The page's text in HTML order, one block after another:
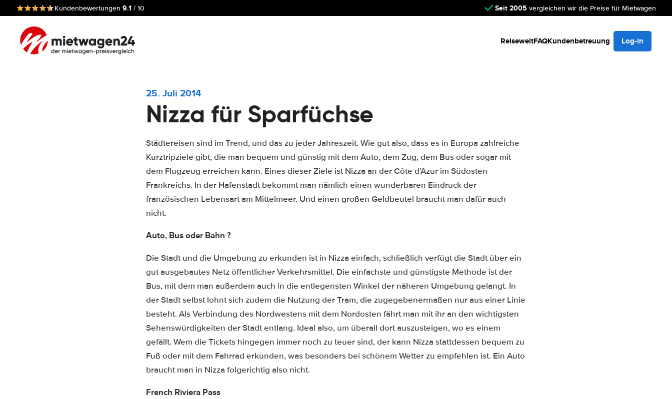
Kundenbewertungen 9.1 / 10 Seit 2005 vergleichen wir die Preise für Mietwagen
ReiseweltFAQKundenbetreuung Log-in
25. Juli 2014
Nizza für Sparfüchse
Städtereisen sind im Trend, und das zu jeder Jahreszeit. Wie gut also, dass es in Europa zahlreiche
Kurztripziele gibt, die man bequem und günstig mit dem Auto, dem Zug, dem Bus oder sogar mit
dem Flugzeug erreichen kann. Eines dieser Ziele ist Nizza an der Côte d’Azur im Südosten
Frankreichs. In der Hafenstadt bekommt man nämlich einen wunderbaren Eindruck der
französischen Lebensart am Mittelmeer. Und einen großen Geldbeutel braucht man dafür auch
nicht.
Auto, Bus oder Bahn ?
Die Stadt und die Umgebung zu erkunden ist in Nizza einfach, schließlich verfügt die Stadt über ein
gut ausgebautes Netz öffentlicher Verkehrsmittel. Die einfachste und günstigste Methode ist der
Bus, mit dem man außerdem auch in die entlegensten Winkel der näheren Umgebung gelangt. In
der Stadt selbst lohnt sich zudem die Nutzung der Tram, die zugegebenermaßen nur aus einer Linie
besteht. Als Verbindung des Nordwestens mit dem Nordosten fährt man mit ihr an den wichtigsten
Sehenswürdigkeiten der Stadt entlang. Ideal also, um überall dort auszusteigen, wo es einem
gefällt. Wem die Tickets hingegen immer noch zu teuer sind, der kann Nizza stattdessen bequem zu
Fuß oder mit dem Fahrrad erkunden, was besonders bei schönem Wetter zu empfehlen ist. Ein Auto
braucht man in Nizza folgerichtig also nicht.
French Riviera Pass